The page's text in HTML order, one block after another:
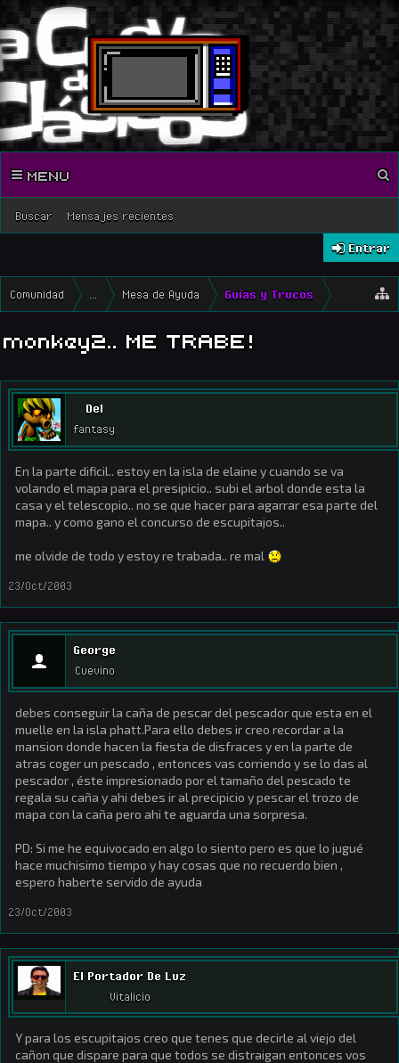
Buscar Mensajes recientes
MENU
Entrar
Comunidad Mesa de Ayuda Guías y Trucos
monkey2.. ME TRABE!
Del
fantasy
En la parte dificil.. estoy en la isla de elaine y cuando se va
volando el mapa para el presipicio.. subi el arbol donde esta la
casa y el telescopio.. no se que hacer para agarrar esa parte del
mapa.. y como gano el concurso de escupitajos..
me olvide de todo y estoy re trabada.. re mal
23/Oct/2003
George
Cuevino
debes conseguir la caña de pescar del pescador que esta en el
muelle en la isla phatt.Para ello debes ir creo recordar a la
mansion donde hacen la fiesta de disfraces y en la parte de
atras coger un pescado , entonces vas corriendo y se lo das al
pescador , éste impresionado por el tamaño del pescado te
regala su caña y ahi debes ir al precipicio y pescar el trozo de
mapa con la caña pero ahi te aguarda una sorpresa.
PD: Si me he equivocado en algo lo siento pero es que lo jugué
hace muchisimo tiempo y hay cosas que no recuerdo bien ,
espero haberte servido de ayuda
23/Oct/2003
El Portador De Luz
Vitalicio
Y para los escupitajos creo que tenes que decirle al viejo del
cañon que dispare para que todos se distraigan entonces vos